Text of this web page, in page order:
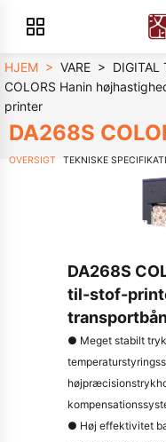
HJEM > VARE > DIGITAL
COLORS Hanin
printer
DA268S
OVERSIGT TEKNISKE
DA268S
til-stof-
● Meget stabilt
● Høj effektivitet